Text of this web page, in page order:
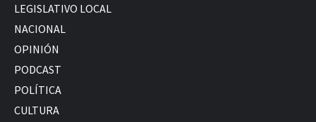
LEGISLATIVO LOCAL
NACIONAL
OPINIÓN
PODCAST
POLÍTICA
CULTURA